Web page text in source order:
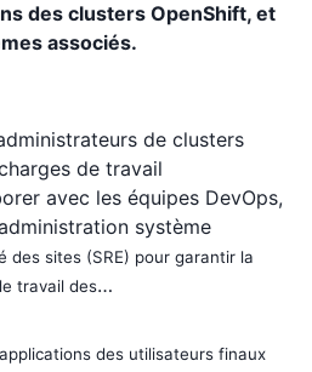
des clusters OpenShift, et
associés.
de clusters
de travail
avec les équipes DevOps,
système
des sites (SRE) pour garantir la
travail des
des utilisateurs finaux